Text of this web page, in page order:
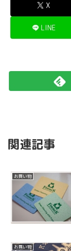
X
LINE
関連記事
お買い物
お買い物